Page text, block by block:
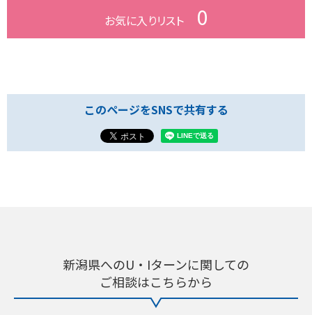
お気に入りリスト 0
このページをSNSで共有する
新潟県へのU・Iターンに関しての
ご相談はこちらから